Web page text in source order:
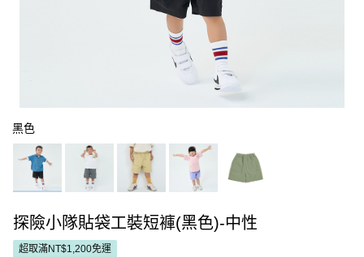
黑色
探險小隊貼袋工裝短褲(黑色)-中性
超取滿NT$1,200免運